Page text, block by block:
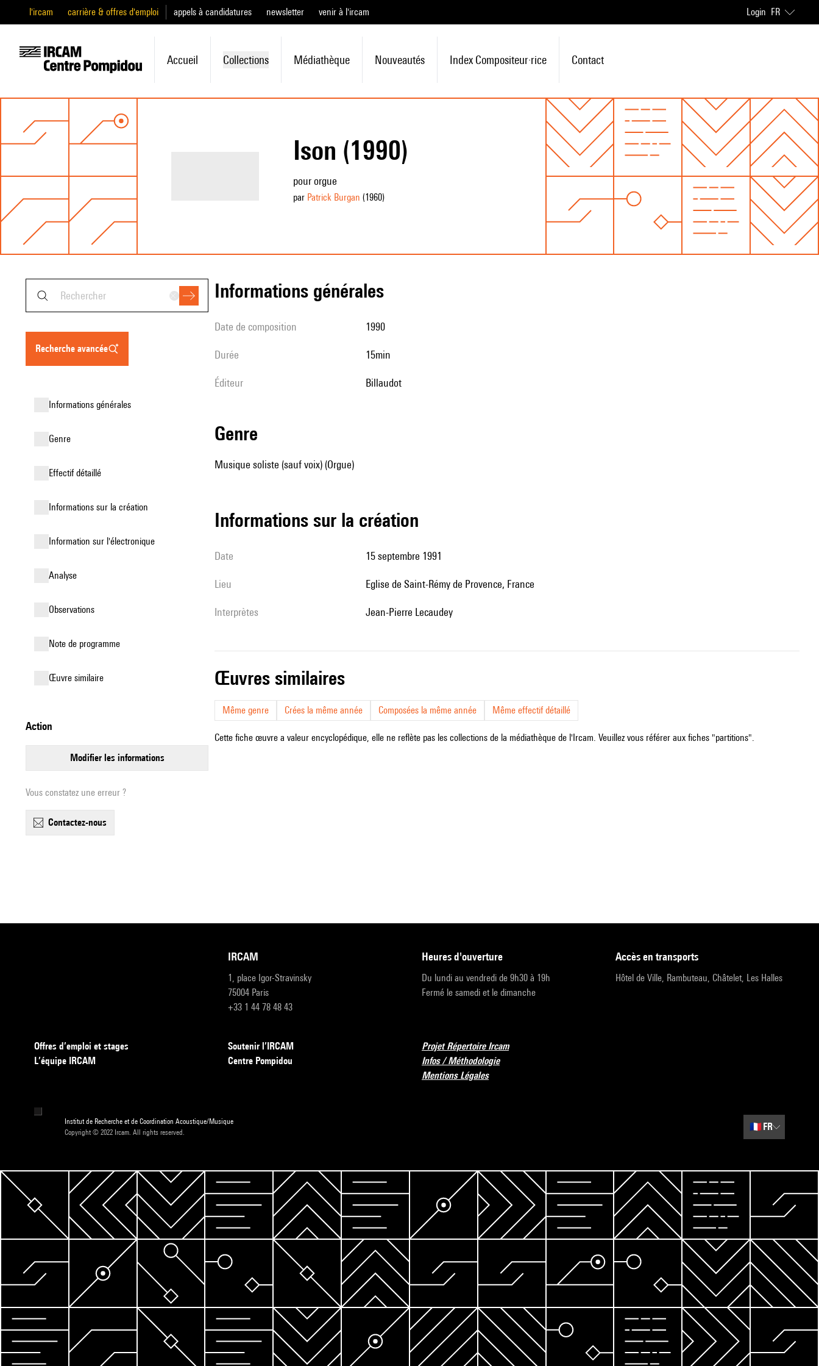
l'ircam carrière & offres d'emploi appels à candidatures newsletter venir à l'ircam Login FR
Accueil Collections Médiathèque Nouveautés Index Compositeur·rice Contact
Ison (1990)
pour orgue
par Patrick Burgan (1960)
recherche avancée
informations générales
genre
effectif détaillé
informations sur la création
Information sur l'électronique
analyse
observations
Note de programme
œuvre similaire
action
modifier les informations
Vous constatez une erreur ?
contactez-nous
informations générales
date de composition 1990
durée 15min
éditeur Billaudot
genre
Musique soliste (sauf voix) (Orgue)
informations sur la création
date 15 septembre 1991
lieu Eglise de Saint-Rémy de Provence, France
interprètes Jean-Pierre Lecaudey
œuvres similaires
Même genre Crées la même année Composées la même année Même effectif détaillé
Cette fiche œuvre a valeur encyclopédique, elle ne reflète pas les collections de la médiathèque de l'Ircam. Veuillez vous référer aux fiches "partitions".
IRCAM
1, place Igor-Stravinsky
75004 Paris
+33 1 44 78 48 43
heures d'ouverture
Du lundi au vendredi de 9h30 à 19h
Fermé le samedi et le dimanche
accès en transports
Hôtel de Ville, Rambuteau, Châtelet, Les Halles
Offres d’emploi et stages
L’équipe IRCAM
Soutenir l’IRCAM
Centre Pompidou
Projet Répertoire Ircam
Infos / Méthodologie
Mentions Légales
Institut de Recherche et de Coordination Acoustique/Musique
Copyright © 2022 Ircam. All rights reserved.
🇫🇷 FR